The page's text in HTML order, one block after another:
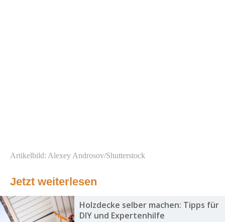
Artikelbild: Alexey Androsov/Shutterstock
Jetzt weiterlesen
Holzdecke selber machen: Tipps für
DIY und Expertenhilfe